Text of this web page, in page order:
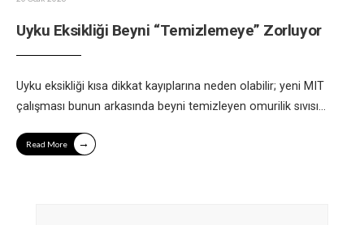
Uyku Eksikliği Beyni “Temizlemeye” Zorluyor
Uyku eksikliği kısa dikkat kayıplarına neden olabilir; yeni MIT
çalışması bunun arkasında beyni temizleyen omurilik sıvısı...
Read More →